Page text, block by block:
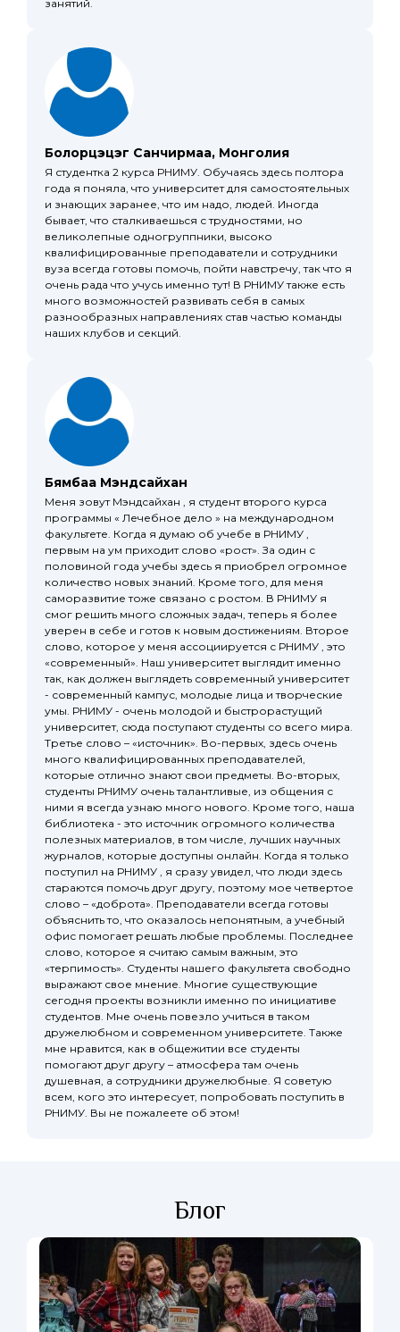
занятий.
Болорцэцэг Санчирмаа, Монголия
Я студентка 2 курса РНИМУ. Обучаясь здесь полтора
года я поняла, что университет для самостоятельных
и знающих заранее, что им надо, людей. Иногда
бывает, что сталкиваешься с трудностями, но
великолепные одногруппники, высоко
квалифицированные преподаватели и сотрудники
вуза всегда готовы помочь, пойти навстречу, так что я
очень рада что учусь именно тут! В РНИМУ также есть
много возможностей развивать себя в самых
разнообразных направлениях став частью команды
наших клубов и секций.
Бямбаа Мэндсайхан
Меня зовут Мэндсайхан , я студент второго курса
программы « Лечебное дело » на международном
факультете. Когда я думаю об учебе в РНИМУ ,
первым на ум приходит слово «рост». За один с
половиной года учебы здесь я приобрел огромное
количество новых знаний. Кроме того, для меня
саморазвитие тоже связано с ростом. В РНИМУ я
смог решить много сложных задач, теперь я более
уверен в себе и готов к новым достижениям. Второе
слово, которое у меня ассоциируется с РНИМУ , это
«современный». Наш университет выглядит именно
так, как должен выглядеть современный университет
- современный кампус, молодые лица и творческие
умы. РНИМУ - очень молодой и быстрорастущий
университет, сюда поступают студенты со всего мира.
Третье слово – «источник». Во-первых, здесь очень
много квалифицированных преподавателей,
которые отлично знают свои предметы. Во-вторых,
студенты РНИМУ очень талантливые, из общения с
ними я всегда узнаю много нового. Кроме того, наша
библиотека - это источник огромного количества
полезных материалов, в том числе, лучших научных
журналов, которые доступны онлайн. Когда я только
поступил на РНИМУ , я сразу увидел, что люди здесь
стараются помочь друг другу, поэтому мое четвертое
слово – «доброта». Преподаватели всегда готовы
объяснить то, что оказалось непонятным, а учебный
офис помогает решать любые проблемы. Последнее
слово, которое я считаю самым важным, это
«терпимость». Студенты нашего факультета свободно
выражают свое мнение. Многие существующие
сегодня проекты возникли именно по инициативе
студентов. Мне очень повезло учиться в таком
дружелюбном и современном университете. Также
мне нравится, как в общежитии все студенты
помогают друг другу – атмосфера там очень
душевная, а сотрудники дружелюбные. Я советую
всем, кого это интересует, попробовать поступить в
РНИМУ. Вы не пожалеете об этом!
Блог